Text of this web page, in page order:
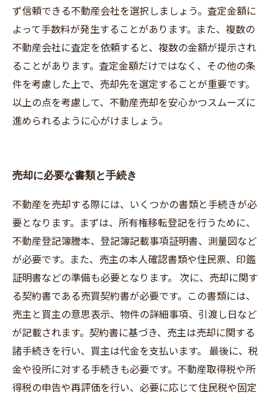
ず信頼できる不動産会社を選択しましょう。査定金額に
よって手数料が発生することがあります。また、複数の
不動産会社に査定を依頼すると、複数の金額が提示され
ることがあります。査定金額だけではなく、その他の条
件を考慮した上で、売却先を選定することが重要です。
以上の点を考慮して、不動産売却を安心かつスムーズに
進められるように心がけましょう。
売却に必要な書類と手続き
不動産を売却する際には、いくつかの書類と手続きが必
要となります。まずは、所有権移転登記を行うために、
不動産登記簿謄本、登記簿記載事項証明書、測量図など
が必要です。また、売主の本人確認書類や住民票、印鑑
証明書などの準備も必要となります。 次に、売却に関す
る契約書である売買契約書が必要です。この書類には、
売主と買主の意思表示、物件の詳細事項、引渡し日など
が記載されます。契約書に基づき、売主は売却に関する
諸手続きを行い、買主は代金を支払います。 最後に、税
金や役所に対する手続きも必要です。不動産取得税や所
得税の申告や再評価を行い、必要に応じて住民税や固定